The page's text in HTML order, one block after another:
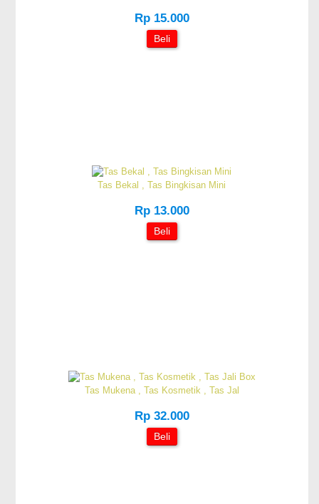
Rp 15.000
Beli
Tas Bekal , Tas Bingkisan Mini
Rp 13.000
Beli
Tas Mukena , Tas Kosmetik , Tas Jal
Rp 32.000
Beli